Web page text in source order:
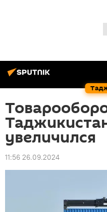
увеличился
11:56 26.09.2024